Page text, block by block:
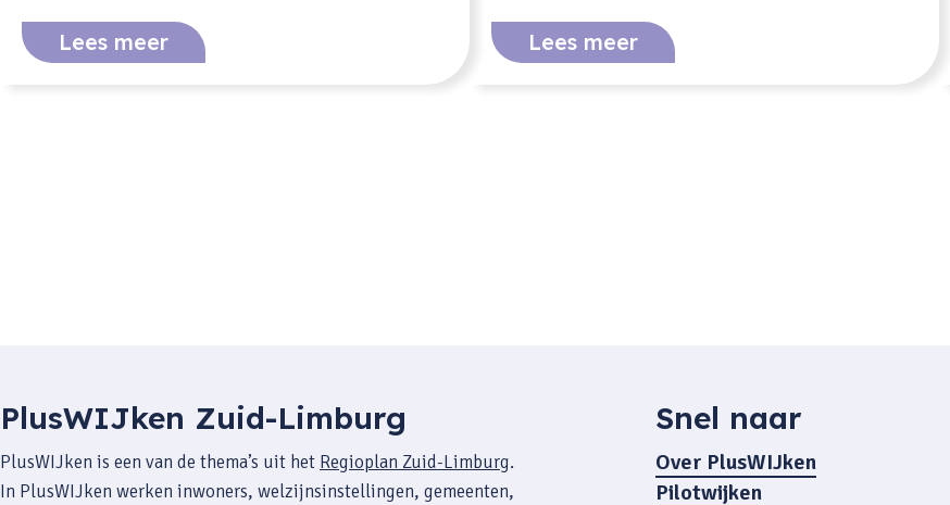
Lees meer Lees meer
PlusWIJken Zuid-Limburg
PlusWIJken is een van de thema’s uit het Regioplan Zuid-Limburg.
In PlusWIJken werken inwoners, welzijnsinstellingen, gemeenten,
Snel naar
Over PlusWIJken
Pilotwijken